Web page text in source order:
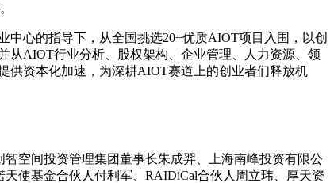
心的指导下，从全国挑选20+优质AIOT项目入围，以创
从AIOT行业分析、股权架构、企业管理、人力资源、领
供资本化加速，为深耕AIOT赛道上的创业者们释放机
空间投资管理集团董事长朱成羿、上海南峰投资有限公
使基金合伙人付利军、RAIDiCal合伙人周立玮、厚天资